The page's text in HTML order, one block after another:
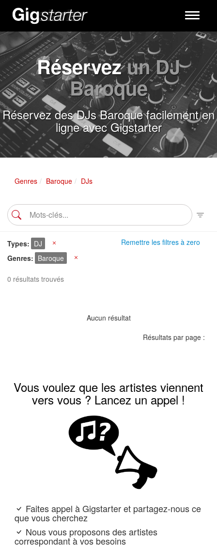
Toggle
Réservezun DJ
Baroque
Réservez des DJs Baroque facilement en
ligne avec Gigstarter
Genres Baroque DJs
Remettre les filtres à zero
Types DJ
Genres
Baroque
0 résultats trouvés
Aucun résultat
Résultats par page :
Vous voulez que les artistes viennent
vers vous ? Lancez un appel !
Faites appel à Gigstarter et partagez-nous ce
que vous cherchez
Nous vous proposons des artistes
correspondant à vos besoins